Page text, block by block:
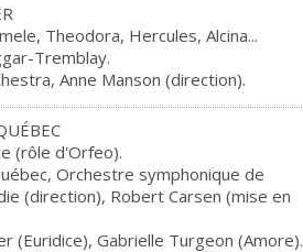
Theodora, Hercules, Alcina...
Tremblay.
Anne Manson (direction).
(rôle d'Orfeo).
Orchestre symphonique de
(direction), Robert Carsen (mise en
(Euridice), Gabrielle Turgeon (Amore).